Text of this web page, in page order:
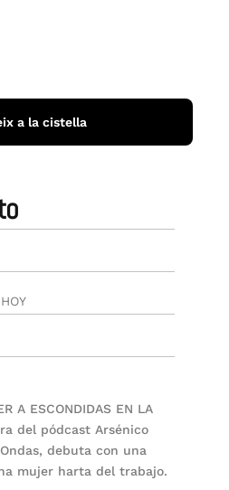
A ESCONDIDAS EN LA
del pódcast Arsénico
debuta con una
mujer harta del trabajo.
a la cistella